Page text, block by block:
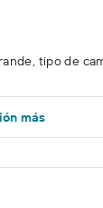
tipo de
más